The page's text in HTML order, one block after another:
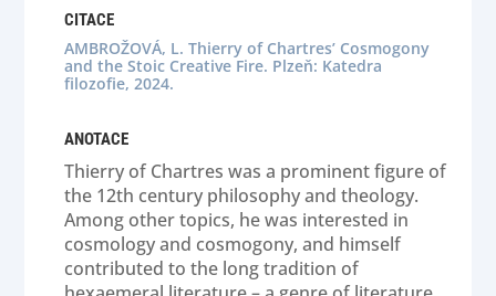
CITACE
AMBROŽOVÁ, L. Thierry of Chartres’ Cosmogony
and the Stoic Creative Fire. Plzeň: Katedra
filozofie, 2024.
ANOTACE
Thierry of Chartres was a prominent figure of
the 12th century philosophy and theology.
Among other topics, he was interested in
cosmology and cosmogony, and himself
contributed to the long tradition of